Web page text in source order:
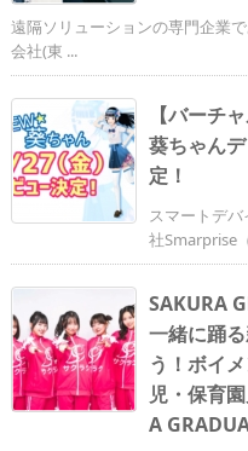
遠隔ソリューションの専門企業
会社(東 ...
【バーチ
葵ちゃん
定！
スマートデ
社Smarprise
SAKURA
一緒に踊
う！ボイ
児・保育
A